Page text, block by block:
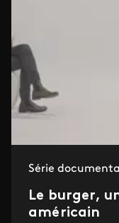
Série
Le burger,
américain